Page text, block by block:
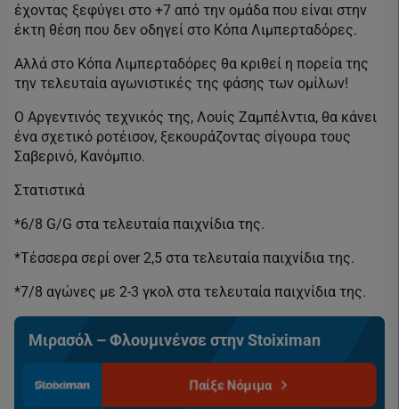
έχοντας ξεφύγει στο +7 από την ομάδα που είναι στην
έκτη θέση που δεν οδηγεί στο Κόπα Λιμπερταδόρες.
Αλλά στο Κόπα Λιμπερταδόρες θα κριθεί η πορεία της
την τελευταία αγωνιστικές της φάσης των ομίλων!
Ο Αργεντινός τεχνικός της, Λουίς Ζαμπέλντια, θα κάνει
ένα σχετικό ροτέισον, ξεκουράζοντας σίγουρα τους
Σαβερινό, Κανόμπιο.
Στατιστικά
*6/8 G/G στα τελευταία παιχνίδια της.
*Τέσσερα σερί over 2,5 στα τελευταία παιχνίδια της.
*7/8 αγώνες με 2-3 γκολ στα τελευταία παιχνίδια της.
Μιρασόλ – Φλουμινένσε στην Stoiximan
Παίξε Νόμιμα